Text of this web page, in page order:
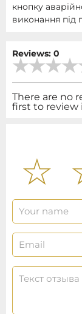
кнопку
виконання під
Reviews: 0
There are no
first to review